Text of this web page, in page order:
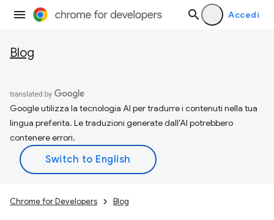
Accedi
Blog
Google utilizza la tecnologia AI per tradurre i contenuti nella tua
lingua preferita. Le traduzioni generate dall'AI potrebbero
contenere errori.
Chrome for Developers Blog